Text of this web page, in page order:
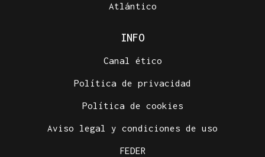
Atlántico
INFO
Canal ético
Política de privacidad
Política de cookies
Aviso legal y condiciones de uso
FEDER